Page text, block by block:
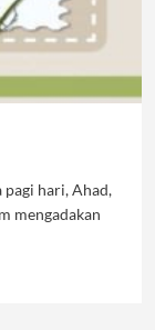
hari, Ahad,
mengadakan